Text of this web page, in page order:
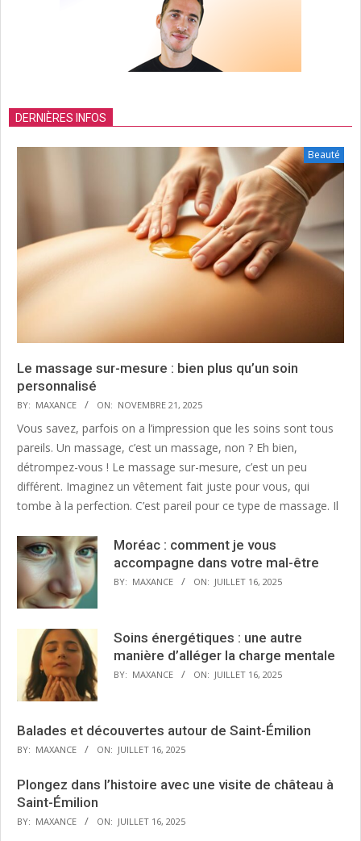
DERNIÈRES INFOS
Beauté
Le massage sur-mesure : bien plus qu’un soin
personnalisé
BY: MAXANCE ON: NOVEMBRE 21, 2025
Vous savez, parfois on a l’impression que les soins sont tous
pareils. Un massage, c’est un massage, non ? Eh bien,
détrompez-vous ! Le massage sur-mesure, c’est un peu
différent. Imaginez un vêtement fait juste pour vous, qui
tombe à la perfection. C’est pareil pour ce type de massage. Il
Moréac : comment je vous
accompagne dans votre mal-être
BY: MAXANCE ON: JUILLET 16, 2025
Soins énergétiques : une autre
manière d’alléger la charge mentale
BY: MAXANCE ON: JUILLET 16, 2025
Balades et découvertes autour de Saint-Émilion
BY: MAXANCE ON: JUILLET 16, 2025
Plongez dans l’histoire avec une visite de château à
Saint-Émilion
BY: MAXANCE ON: JUILLET 16, 2025